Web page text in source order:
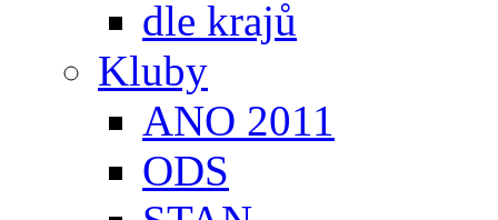
dle krajů
Kluby
ANO 2011
ODS